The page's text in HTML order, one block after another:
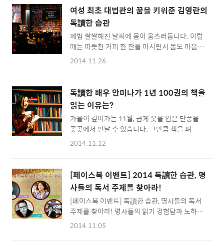
계를 주름잡고 있는 IT기업입니다. 이런 기업의
리더들이 자신들의 자녀 교육에 인터넷과 스마
트폰을 금지시킨다고..
있는 강연이 서울 프레스센터에서 열렸답니다.
바로 올해의 마지막 독讀한 습관 강연인데요.
만화가 강도하 씨가 들려주는 ‘나의 읽기 투쟁
기’ 안으로 들어가 볼까요? 책이 멀어지게 된 까
닭 지난 12월 4일은 많은 사람이 만화가 강도하
씨의 강연에 빠져든 날입니다. 이날의 사회는 4
가 강연장을 가득 채우며 들려준 구절은 독讀한
팟캐스트에 올라온 ‘폰더 씨의 위대한 하루’의
한 부분 이었습니다...
여성 최초 대법관의 꿈을 키워준 김영란의
독讀한 습관
제법 쌀쌀해진 날씨에 몸이 움츠러듭니다. 이럴
때는 따뜻한 커피 한 잔을 마시면서 몸도 마음도
녹이는 여유가 필요하죠. 그리고 자신을 따뜻하
었는데요. 바로 ‘김영란 전 대법관의 독讀한 습
관’강연입니다. 그녀는 왜 다른 사람이 되길 꿈
꾸었는지 지금부터 그날의 현장으로 가보실까
요? 인생을 좌우했던 ‘토니오 크뢰거’ “제 삶에
거의 대부분에 영향을 주었던 책은 토마스 만이
지은 ‘토니오 크뢰거’였어요.” 김영란 전 대법관
고 했습니다. 여행 기간 동안 어디서 책 읽기가
좋고, 몇 권의 책을 읽을 것인가를 고민한다고
하네요...
2014.11.26
독讀한 배우 안미나가 1년 100권의 책을
읽는 이유는?
가을이 깊어가는 11월, 곱게 옷을 입은 단풍을
곳곳에서 만날 수 있습니다. 그만큼 책을 펴고
한 줄 읽으며 사색하기 더욱 좋아졌는데요. 독
다. 지난 5일에도 그 깊이를 만날 수 있는 강연
이 있었는데요. 그 현장에 다독다독에서 다녀왔
답니다. 상실 속에 찾은 자유와 당당함 이번 강
연은 11월의 새로운 사회자인 문지애 아나운서
와 시작했습니다. 앞으로 11월 강연자들과 함께
할 텐데요. 밝은 미소를 띠며 따뜻함이 담긴 목
2014.11.12
[페이스북 이벤트] 2014 독讀한 습관, 명
사들의 독서 주제를 찾아라!
[페이스북 이벤트] 독讀한 습관, 명사들의 독서
주제를 찾아라! 명사들의 읽기 경험담과 노하우
를 함께 나눌 수 있는 독讀한 습관이 벌써 여덟
2014.11.05